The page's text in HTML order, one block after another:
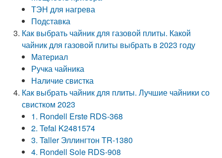
ТЭН для нагрева
Подставка
Как выбрать чайник для газовой плиты. Какой
чайник для газовой плиты выбрать в 2023 году
Материал
Ручка чайника
Наличие свистка
Как выбрать чайник для плиты. Лучшие чайники со
свистком 2023
1. Rondell Erste RDS-368
2. Tefal K2481574
3. Taller Эллингтон TR-1380
4. Rondell Sole RDS-908